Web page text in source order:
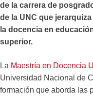
de la carrera de
de la UNC que jerarquiza
la docencia en
superior.
La Maestría en Docencia
Universidad Nacional de
formación que aborda las